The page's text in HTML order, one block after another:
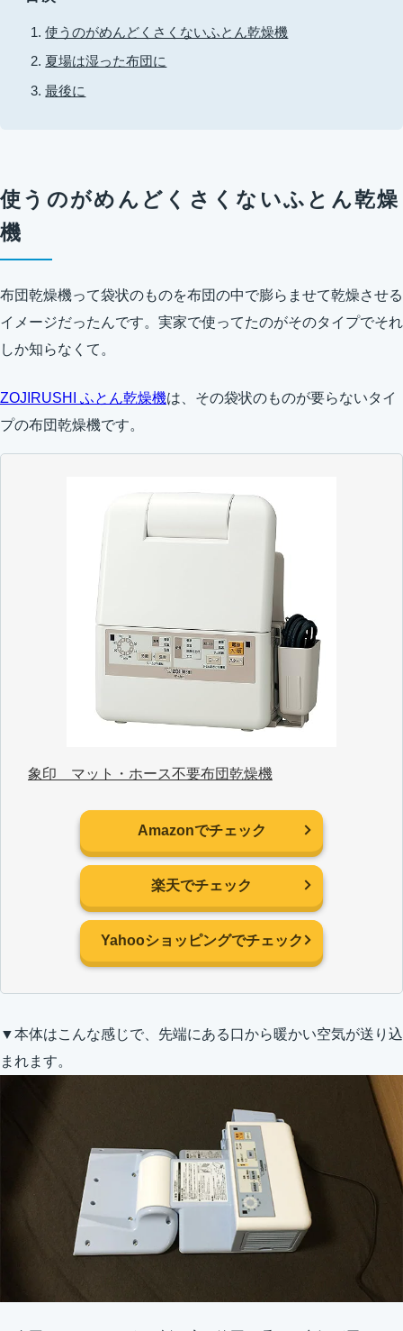
使うのがめんどくさくないふとん乾燥機
夏場は湿った布団に
最後に
使うのがめんどくさくないふとん乾燥
機
布団乾燥機って袋状のものを布団の中で膨らませて乾燥させる
イメージだったんです。実家で使ってたのがそのタイプでそれ
しか知らなくて。
ZOJIRUSHI ふとん乾燥機は、その袋状のものが要らないタイ
プの布団乾燥機です。
象印 マット・ホース不要布団乾燥機
Amazonでチェック
楽天でチェック
Yahooショッピングでチェック
▼本体はこんな感じで、先端にある口から暖かい空気が送り込
まれます。